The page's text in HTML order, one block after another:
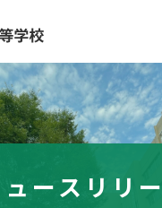
ースリリ